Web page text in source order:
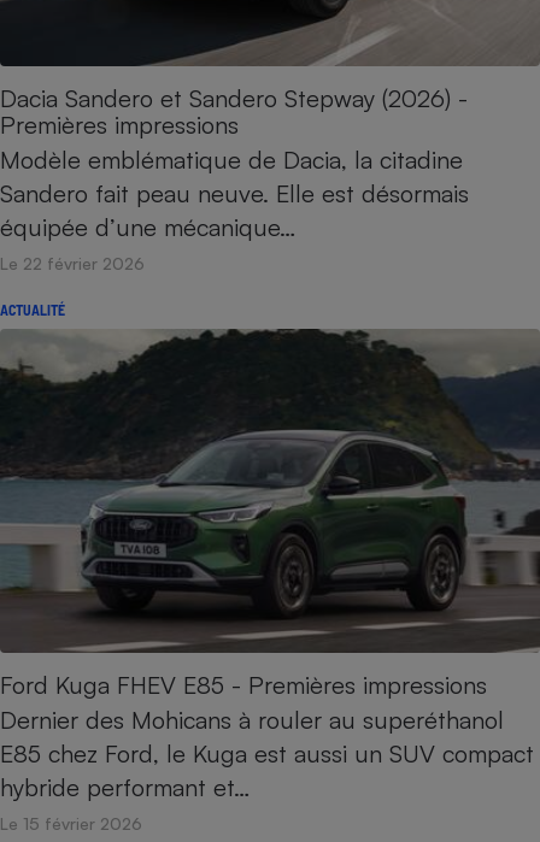
Dacia Sandero et Sandero Stepway (2026) -
Premières impressions
Modèle emblématique de Dacia, la citadine
Sandero fait peau neuve. Elle est désormais
équipée d’une mécanique…
Le 22 février 2026
ACTUALITÉ
Ford Kuga FHEV E85 - Premières impressions
Dernier des Mohicans à rouler au superéthanol
E85 chez Ford, le Kuga est aussi un SUV compact
hybride performant et…
Le 15 février 2026